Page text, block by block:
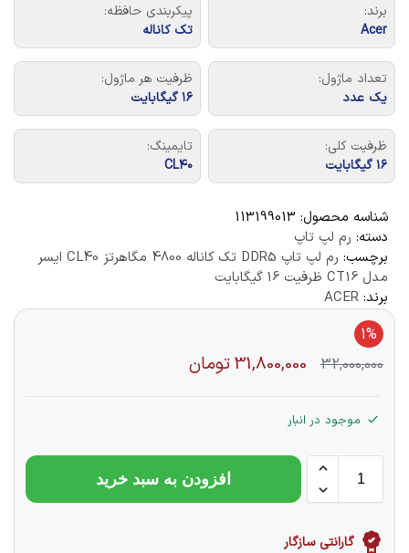
برند:
Acer
پیکربندی حافظه:
تک کاناله
تعداد ماژول:
یک عدد
ظرفیت هر ماژول:
۱۶ گیگابایت
ظرفیت کلی:
۱۶ گیگابایت
تایمینگ:
CL۴۰
شناسه محصول: 113199013
دسته: رم لپ تاپ
برچسب:
رم لپ تاپ DDR5 تک کاناله 4800 مگاهرتز CL40 ایسر
مدل CT16 ظرفیت 16 گیگابایت
برند: ACER
1%
32,000,000
31,800,000تومان
موجود در انبار
افزودن به سبد خرید
گارانتی سازگار